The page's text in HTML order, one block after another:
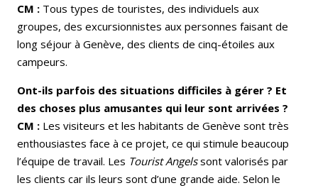
CM : Tous types de touristes, des individuels aux
groupes, des excursionnistes aux personnes faisant de
long séjour à Genève, des clients de cinq-étoiles aux
campeurs.
Ont-ils parfois des situations difficiles à gérer ? Et
des choses plus amusantes qui leur sont arrivées ?
CM : Les visiteurs et les habitants de Genève sont très
enthousiastes face à ce projet, ce qui stimule beaucoup
l’équipe de travail. Les Tourist Angelssont valorisés par
les clients car ils leurs sont d’une grande aide. Selon le